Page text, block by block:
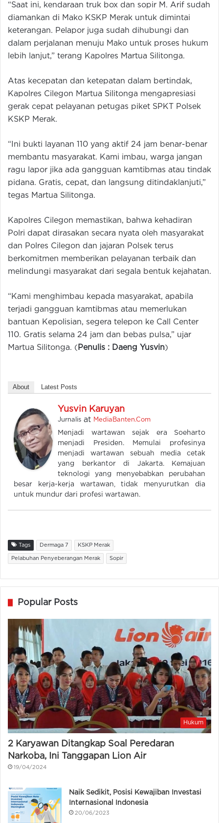
“Saat ini, kendaraan truk box dan sopir M. Arif sudah
diamankan di Mako KSKP Merak untuk dimintai
keterangan. Pelapor juga sudah dihubungi dan
dalam perjalanan menuju Mako untuk proses hukum
lebih lanjut,” terang Kapolres Martua Silitonga.
Atas kecepatan dan ketepatan dalam bertindak,
Kapolres Cilegon Martua Silitonga mengapresiasi
gerak cepat pelayanan petugas piket SPKT Polsek
KSKP Merak.
“Ini bukti layanan 110 yang aktif 24 jam benar-benar
membantu masyarakat. Kami imbau, warga jangan
ragu lapor jika ada gangguan kamtibmas atau tindak
pidana. Gratis, cepat, dan langsung ditindaklanjuti,”
tegas Martua Silitonga.
Kapolres Cilegon memastikan, bahwa kehadiran
Polri dapat dirasakan secara nyata oleh masyarakat
dan Polres Cilegon dan jajaran Polsek terus
berkomitmen memberikan pelayanan terbaik dan
melindungi masyarakat dari segala bentuk kejahatan.
“Kami menghimbau kepada masyarakat, apabila
terjadi gangguan kamtibmas atau memerlukan
bantuan Kepolisian, segera telepon ke Call Center
110. Gratis selama 24 jam dan bebas pulsa,” ujar
Martua Silitonga. ( Penulis : Daeng Yusvin)
About Latest Posts
Yusvin Karuyan
Jurnalis at MediaBanten.Com
Menjadi wartawan sejak era Soeharto
menjadi Presiden. Memulai profesinya
menjadi wartawan sebuah media cetak
yang berkantor di Jakarta. Kemajuan
teknologi yang menyebabkan perubahan
besar kerja-kerja wartawan, tidak menyurutkan dia
untuk mundur dari profesi wartawan.
Tags Dermaga 7 KSKP Merak
Pelabuhan Penyeberangan Merak Sopir
Popular Posts
Hukum
2 Karyawan Ditangkap Soal Peredaran
Narkoba, Ini Tanggapan Lion Air
19/04/2024
Naik Sedikit, Posisi Kewajiban Investasi
Internasional Indonesia
20/06/2023